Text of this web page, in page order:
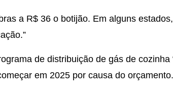
a R$ 36 o botijão. Em alguns
de distribuição de gás de cozinha
em 2025 por causa do